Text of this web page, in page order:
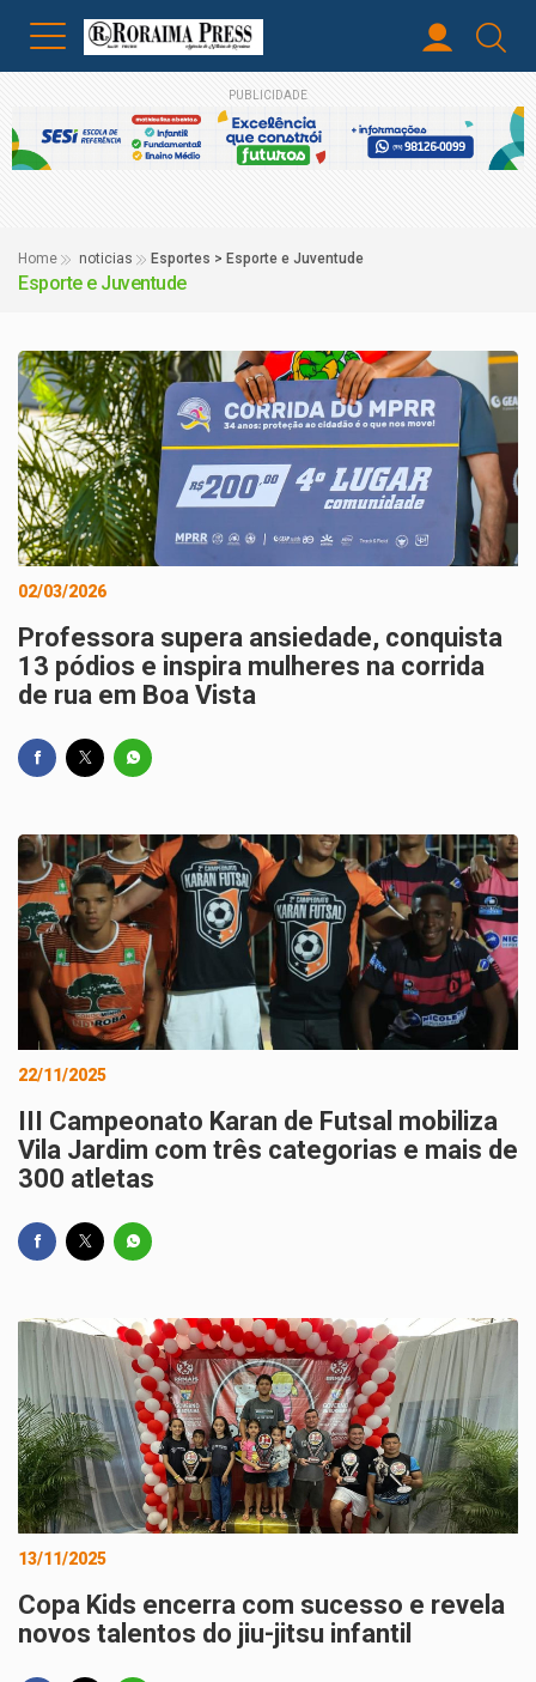
PUBLICIDADE
Home noticias Esportes > Esporte e Juventude
Esporte e Juventude
02/03/2026
Professora supera ansiedade, conquista
13 pódios e inspira mulheres na corrida
de rua em Boa Vista
22/11/2025
III Campeonato Karan de Futsal mobiliza
Vila Jardim com três categorias e mais de
300 atletas
13/11/2025
Copa Kids encerra com sucesso e revela
novos talentos do jiu-jitsu infantil